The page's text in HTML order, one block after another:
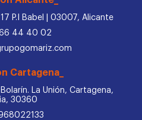
P.I Babel | 03007, Alicante
44 40 02
Cartagena_
La Unión, Cartagena,
30360